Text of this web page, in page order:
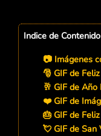
Indice de Contenido
📷 Imágenes
🎅 GIF de
🥂 GIF de
❤️ GIF de
🎂 GIF de
💘 GIF de San